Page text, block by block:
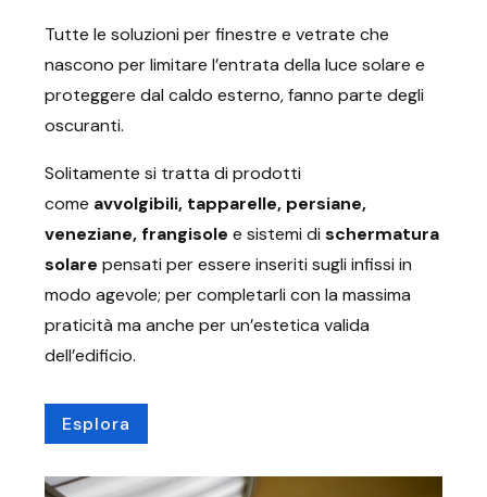
Tutte le soluzioni per finestre e vetrate che
nascono per limitare l’entrata della luce solare e
proteggere dal caldo esterno, fanno parte degli
oscuranti.
Solitamente si tratta di prodotti
come avvolgibili, tapparelle, persiane,
veneziane, frangisole e sistemi di schermatura
solare pensati per essere inseriti sugli infissi in
modo agevole; per completarli con la massima
praticità ma anche per un’estetica valida
dell’edificio.
Esplora